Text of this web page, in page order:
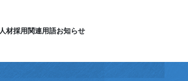
人材採用関連用語お知らせ